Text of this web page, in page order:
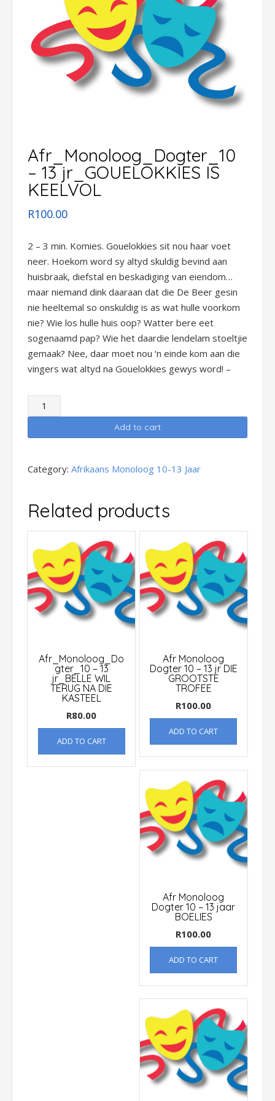
Afr_Monoloog_Dogter_10
– 13 jr_GOUELOKKIES IS
KEELVOL
R100.00
2 – 3 min. Komies. Gouelokkies sit nou haar voet
neer. Hoekom word sy altyd skuldig bevind aan
huisbraak, diefstal en beskadiging van eiendom…
maar niemand dink daaraan dat die De Beer gesin
nie heeltemal so onskuldig is as wat hulle voorkom
nie? Wie los hulle huis oop? Watter bere eet
sogenaamd pap? Wie het daardie lendelam stoeltjie
gemaak? Nee, daar moet nou ‘n einde kom aan die
vingers wat altyd na Gouelokkies gewys word! –
Afr_Monoloog_Dogter_10
-
KEELVOL
Add to cart
Category: Afrikaans Monoloog 10-13 Jaar
Related products
Afr_Monoloog_Do
gter_10 – 13
jr_BELLE WIL
TERUG NA DIE
KASTEEL
R80.00
ADD TO CART
Afr Monoloog
Dogter 10 – 13 jr DIE
GROOTSTE
TROFEE
R100.00
ADD TO CART
Afr Monoloog
Dogter 10 – 13 jaar
BOELIES
R100.00
ADD TO CART